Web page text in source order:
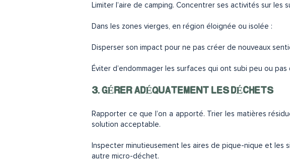
Limiter l’aire de camping. Concentrer ses activités sur les
Dans les zones vierges, en région éloignée ou isolée :
Disperser son impact pour ne pas créer de nouveaux
Éviter d’endommager les surfaces qui ont subi peu ou pas
3. GÉRER ADÉQUATEMENT LES DÉCHETS
Rapporter ce que l’on a apporté. Trier les matières
solution acceptable.
Inspecter minutieusement les aires de pique-nique et
autre micro-déchet.